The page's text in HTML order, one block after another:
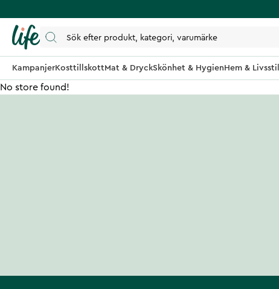
KampanjerKosttillskottMat & DryckSkönhet & HygienHem & Livsstil
No store found!